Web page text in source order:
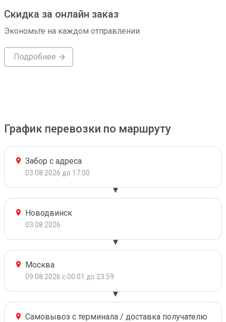
Скидка за онлайн заказ
Экономьте на каждом отправлении
Подробнее
График перевозки по маршруту
Забор с адреса
03.08.2026 до 17:00
Новодвинск
03.08.2026
Москва
09.08.2026 с 00:01 до 23:59
Самовывоз с терминала / доставка получателю